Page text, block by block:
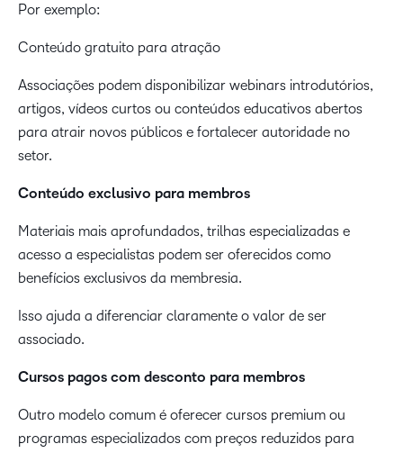
Por exemplo:
Conteúdo gratuito para atração
Associações podem disponibilizar webinars introdutórios,
artigos, vídeos curtos ou conteúdos educativos abertos
para atrair novos públicos e fortalecer autoridade no
setor.
Conteúdo exclusivo para membros
Materiais mais aprofundados, trilhas especializadas e
acesso a especialistas podem ser oferecidos como
benefícios exclusivos da membresia.
Isso ajuda a diferenciar claramente o valor de ser
associado.
Cursos pagos com desconto para membros
Outro modelo comum é oferecer cursos premium ou
programas especializados com preços reduzidos para